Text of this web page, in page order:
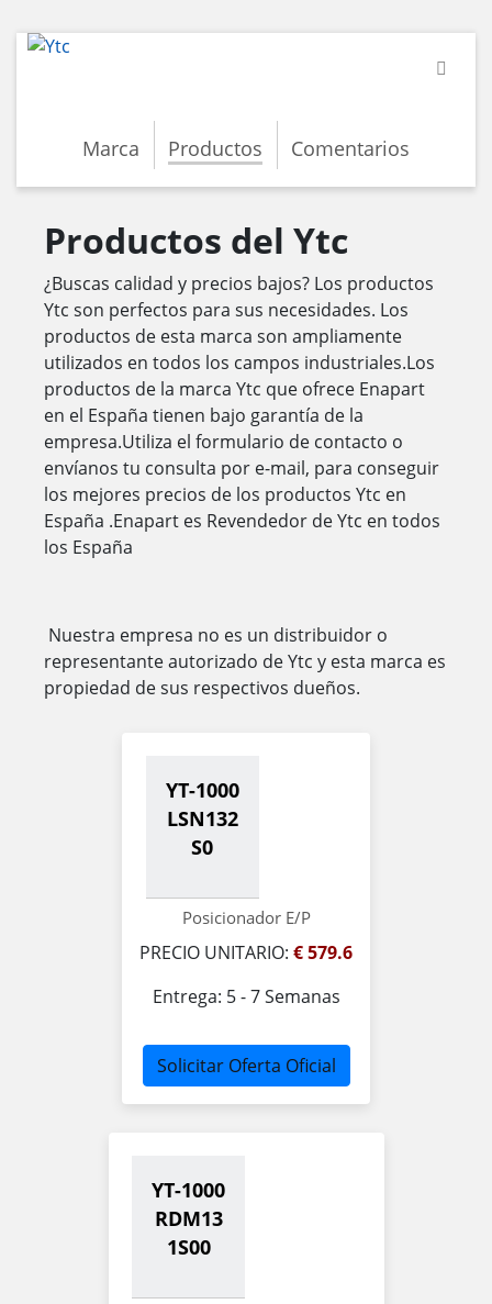
Marca Productos Comentarios
Productos del Ytc
¿Buscas calidad y precios bajos? Los productos
Ytc son perfectos para sus necesidades. Los
productos de esta marca son ampliamente
utilizados en todos los campos industriales.Los
productos de la marca Ytc que ofrece Enapart
en el España tienen bajo garantía de la
empresa.Utiliza el formulario de contacto o
envíanos tu consulta por e-mail, para conseguir
los mejores precios de los productos Ytc en
España .Enapart es Revendedor de Ytc en todos
los España
Nuestra empresa no es un distribuidor o
representante autorizado de Ytc y esta marca es
propiedad de sus respectivos dueños.
YT-1000
LSN132
S0
Posicionador E/P
PRECIO UNITARIO: € 579.6
Entrega: 5 - 7 Semanas
Solicitar Oferta Oficial
YT-1000
RDM13
1S00